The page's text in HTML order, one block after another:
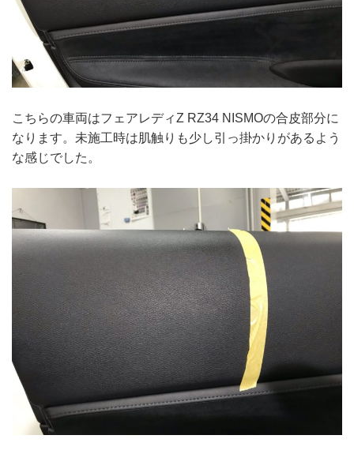
こちらの車両はフェアレディZ RZ34 NISMOの合皮部分に
なります。未施工時は肌触りも少し引っ掛かりがあるよう
な感じでした。